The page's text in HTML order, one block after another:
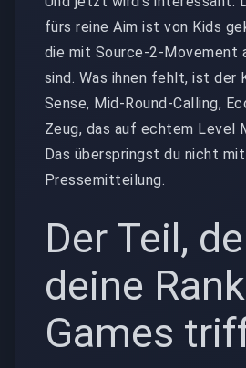
fürs reine Aim ist von Kids
die mit Source-2-Movement
sind. Was ihnen fehlt, ist der
Sense, Mid-Round-Calling,
Zeug, das auf echtem Level
Das überspringst du nicht
Pressemitteilung.
Der Teil,
deine
Games